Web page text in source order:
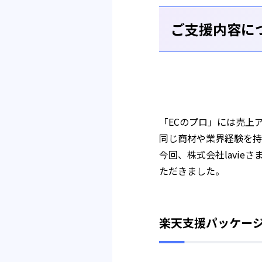
ご支援内容に
「ECのプロ」には売
同じ商材や業界経験を
今回、株式会社lavieさ
ただきました。
楽天支援パッケー